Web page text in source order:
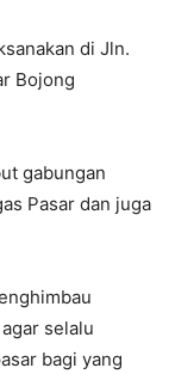
di Jln.
Bojong
gabungan
Pasar dan juga
selalu
bagi yang